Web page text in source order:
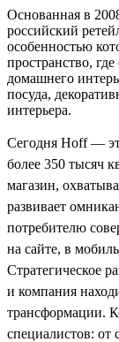
Основанная в
российский
особенностью
пространство,
домашнего
посуда,
интерьера.
Сегодня Hoff —
более 350 тысяч
магазин,
развивает
потребителю
на сайте, в
Стратегическое
и компания
трансформации.
специалистов: от